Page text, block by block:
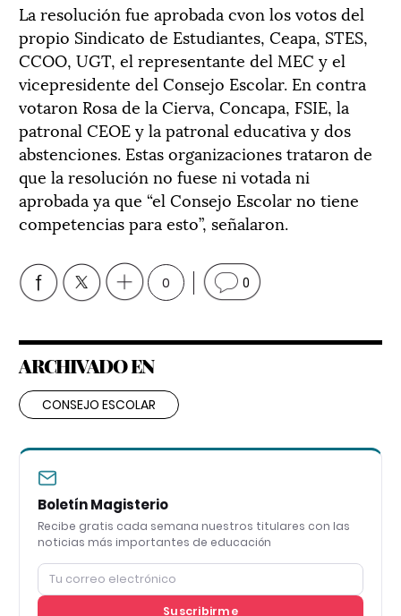
La resolución fue aprobada cvon los votos del
propio Sindicato de Estudiantes, Ceapa, STES,
CCOO, UGT, el representante del MEC y el
vicepresidente del Consejo Escolar. En contra
votaron Rosa de la Cierva, Concapa, FSIE, la
patronal CEOE y la patronal educativa y dos
abstenciones. Estas organizaciones trataron de
que la resolución no fuese ni votada ni
aprobada ya que “el Consejo Escolar no tiene
competencias para esto”, señalaron.
0 0
ARCHIVADO EN
CONSEJO ESCOLAR
Boletín Magisterio
Recibe gratis cada semana nuestros titulares con las
noticias más importantes de educación
Suscribirme